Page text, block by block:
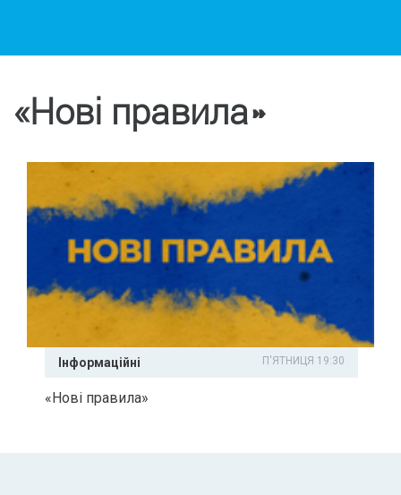
«Нові правила»
Інформаційні П'ЯТНИЦЯ 19:30
«Нові правила»